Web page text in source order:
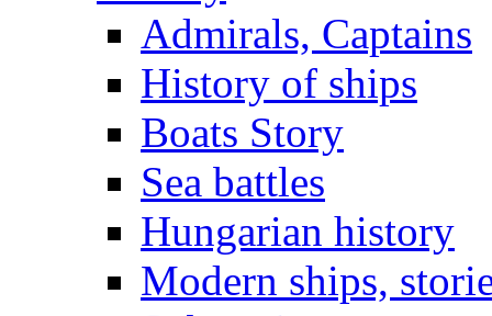
Admirals, Captains
History of ships
Boats Story
Sea battles
Hungarian history
Modern ships,